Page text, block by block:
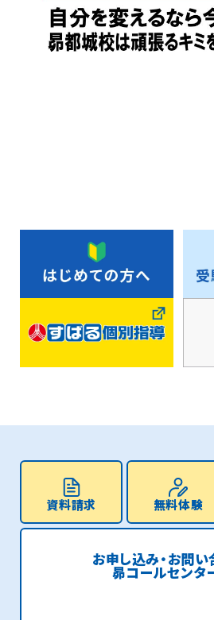
資料請求 無料体験
お申し込み・お問
昴コールセンタ